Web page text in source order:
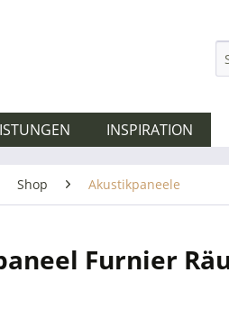
INSPIRATION
Shop Akustikpaneele
Furnier